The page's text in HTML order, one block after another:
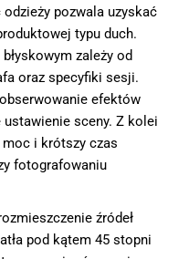
pozwala uzyskać
typu duch.
zależy od
oraz specyfiki sesji.
efektów
sceny. Z kolei
moc i krótszy czas
fotografowaniu
źródeł
pod kątem 45 stopni